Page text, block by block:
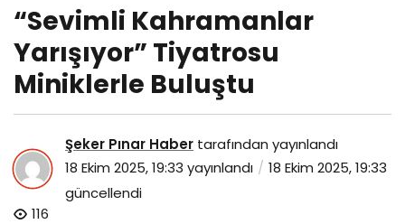
“Sevimli Kahramanlar
Yarışıyor” Tiyatrosu
Miniklerle Buluştu
Şeker Pınar Haber tarafından yayınlandı
18 Ekim 2025, 19:33 yayınlandı
18 Ekim 2025, 19:33
güncellendi
116